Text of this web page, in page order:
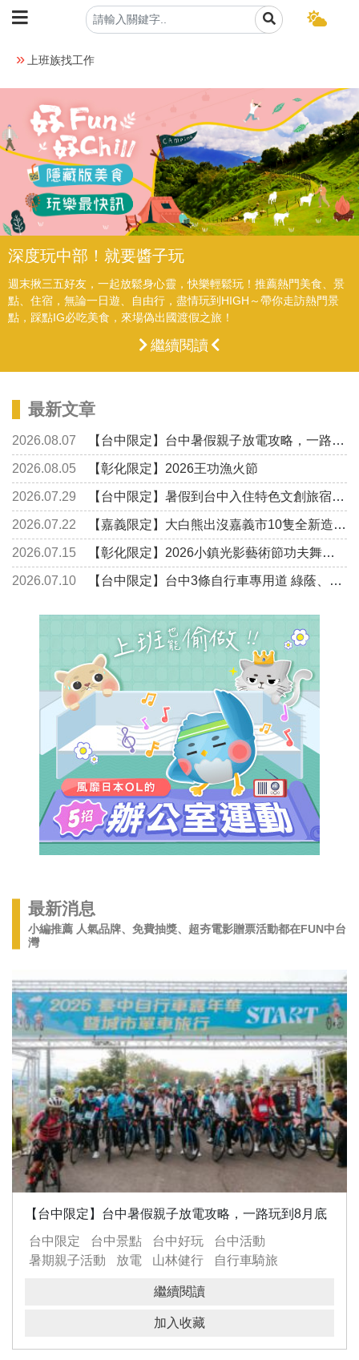
上班族找工作
深度玩中部！就要醬子玩
週末揪三五好友，一起放鬆身心靈，快樂輕鬆玩！推薦熱門美食、景
點、住宿，無論一日遊、自由行，盡情玩到HIGH～帶你走訪熱門景
點，踩點IG必吃美食，來場偽出國渡假之旅！
繼續閱讀
最新文章
2026.08.07 【台中限定】台中暑假親子放電攻略，一路玩到8月底
2026.08.05 【彰化限定】2026王功漁火節
2026.07.29 【台中限定】暑假到台中入住特色文創旅宿 深度漫遊舊城
2026.07.22 【嘉義限定】大白熊出沒嘉義市10隻全新造型，你找到幾隻？
2026.07.15 【彰化限定】2026小鎮光影藝術節功夫舞蹈千人齊跳即將登場
2026.07.10 【台中限定】台中3條自行車專用道 綠蔭、隧道一路暢騎
最新消息
小編推薦 人氣品牌、免費抽獎、超夯電影贈票活動都在FUN中台
灣
【台中限定】台中暑假親子放電攻略，一路玩到8月底
台中限定
台中景點 台中好玩
台中活動
暑期親子活動
放電 山林健行
自行車騎旅
繼續閱讀
加入收藏